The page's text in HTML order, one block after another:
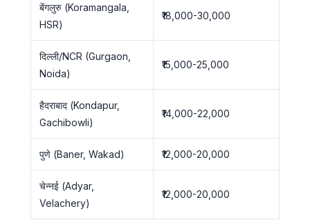
बेंगलुरु (Koramangala,
HSR)
₹18,000-30,000
दिल्ली/NCR (Gurgaon,
Noida)
₹15,000-25,000
हैदराबाद (Kondapur,
Gachibowli)
₹14,000-22,000
पुणे (Baner, Wakad) ₹12,000-20,000
चेन्नई (Adyar,
Velachery)
₹12,000-20,000